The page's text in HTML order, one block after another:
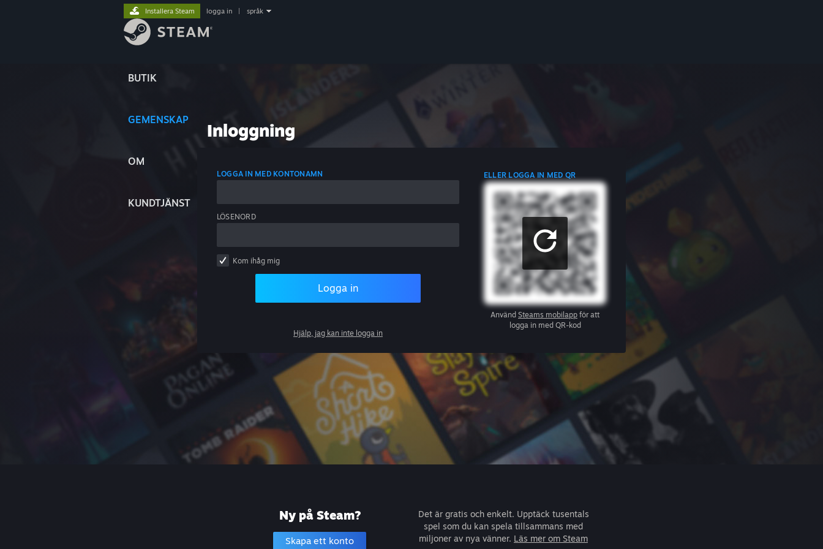
BUTIK
GEMENSKAP
OM
KUNDTJÄNST
Installera Steam logga in språk
Inloggning
LOGGA IN MED KONTONAMN
LÖSENORD
Kom ihåg mig
Logga in
Hjälp, jag kan inte logga in
ELLER LOGGA IN MED QR
Använd Steams mobilapp för att
logga in med QR-kod
Ny på Steam?
Skapa ett konto
Det är gratis och enkelt. Upptäck tusentals
spel som du kan spela tillsammans med
miljoner av nya vänner. Läs mer om Steam